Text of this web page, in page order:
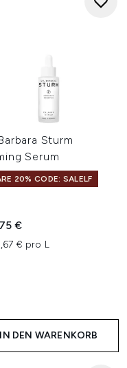
Sturm
Serum
20% CODE: SALELF
€
€ pro L
IN DEN WARENKORB